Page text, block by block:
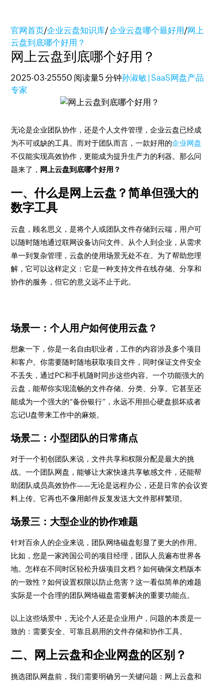
官网首页/企业云盘知识库/企业云盘哪个最好用/网上
云盘到底哪个好用？
网上云盘到底哪个好用？
2025-03-25550 阅读量5 分钟孙淑敏 | SaaS网盘产品
专家
无论是企业团队协作，还是个人文件管理，企业云盘已经成
为不可或缺的工具。而对于团队而言，一款好用的企业网盘
不仅能实现高效协作，更能成为提升生产力的利器。那么问
题来了， 网上云盘到底哪个好用？
一、什么是网上云盘？简单但强大的
数字工具
云盘，顾名思义，是将个人或团队文件存储到云端，用户可
以随时随地通过联网设备访问文件。从个人到企业，从需求
单一到复杂管理，云盘的使用场景无处不在。为了帮助您理
解，它可以这样定义：它是一种支持文件在线存储、分享和
协作的服务，但它的意义远不止于此。
场景一：个人用户如何使用云盘？
想象一下，你是一名自由职业者，工作的内容涉及多个项目
和客户。你需要随时随地获取项目文件，同时保证文件安全
不丢失，通过PC和手机随时同步这些内容。一个功能强大的
云盘，能帮你实现流畅的文件存储、分类、分享。它甚至还
能成为一个强大的“备份银行”，永远不用担心硬盘损坏或者
忘记U盘带来工作中的麻烦。
场景二：小型团队的日常痛点
对于一个初创团队来说，文件共享和权限分配是最大的挑
战。一个团队网盘，能够让大家快速共享敏感文件，还能帮
助团队成员高效协作——无论是远程办公，还是日常的会议资
料上传。它再也不像用邮件反复发送大文件那样繁琐。
场景三：大型企业的协作难题
针对百余人的企业来说，团队网络磁盘彰显了更大的作用。
比如，您是一家跨国公司的项目经理，团队人员遍布世界各
地。怎样在不同时区轻松升级项目文档？如何确保文档版本
的一致性？如何设置权限以防止危害？这一看似简单的难题
实际是一个合理的团队网络磁盘需要解决的重要功能点。
以上这些场景中，无论个人还是企业用户，问题的本质是一
致的：需要安全、可靠且易用的文件存储和协作工具。
二、网上云盘和企业网盘的区别？
挑选团队网盘前，我们需要明确另一关键问题：网上云盘和